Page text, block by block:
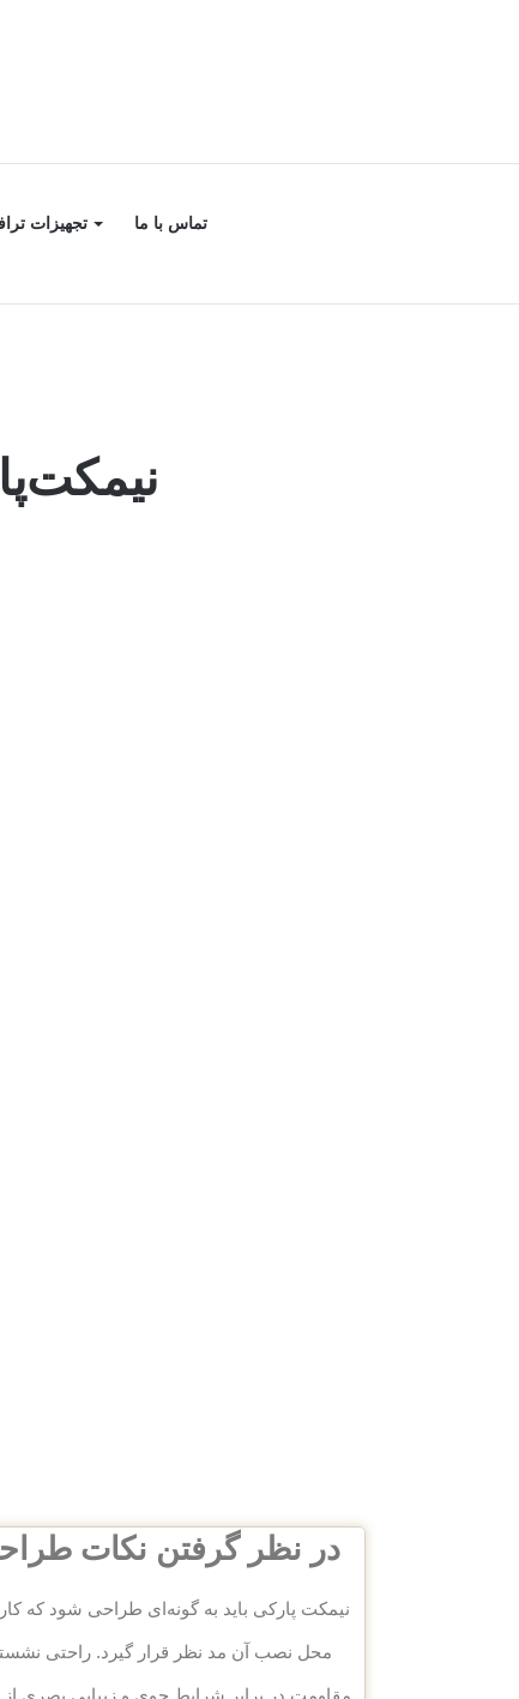
تجهیزات تماس با ما
در نظر گرفتن نکات
نیمکت پارکی باید به گونه‌ای طراحی شود که
محل نصب آن مد نظر قرار گیرد. راحتی